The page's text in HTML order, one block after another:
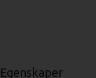
Egenskaper